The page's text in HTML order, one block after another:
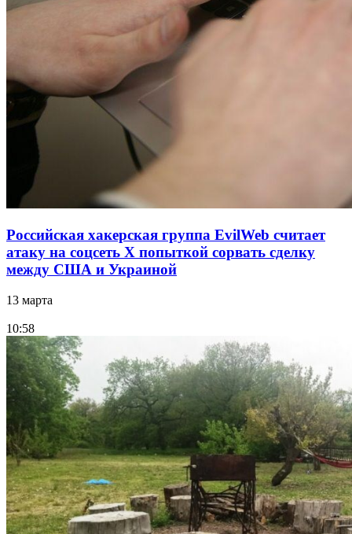
Российская хакерская группа EvilWeb считает
атаку на соцсеть Х попыткой сорвать сделку
между США и Украиной
13 марта
10:58